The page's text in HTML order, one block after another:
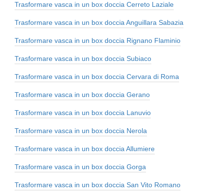
Trasformare vasca in un box doccia Cerreto Laziale
Trasformare vasca in un box doccia Anguillara Sabazia
Trasformare vasca in un box doccia Rignano Flaminio
Trasformare vasca in un box doccia Subiaco
Trasformare vasca in un box doccia Cervara di Roma
Trasformare vasca in un box doccia Gerano
Trasformare vasca in un box doccia Lanuvio
Trasformare vasca in un box doccia Nerola
Trasformare vasca in un box doccia Allumiere
Trasformare vasca in un box doccia Gorga
Trasformare vasca in un box doccia San Vito Romano